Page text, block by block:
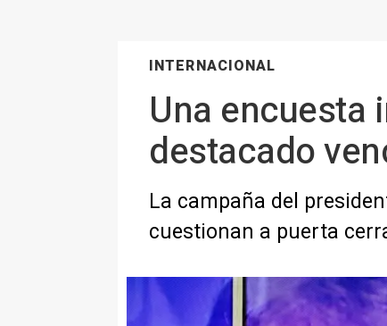
INTERNACIONAL
Una encuesta
destacado
La campaña del
cuestionan a puerta